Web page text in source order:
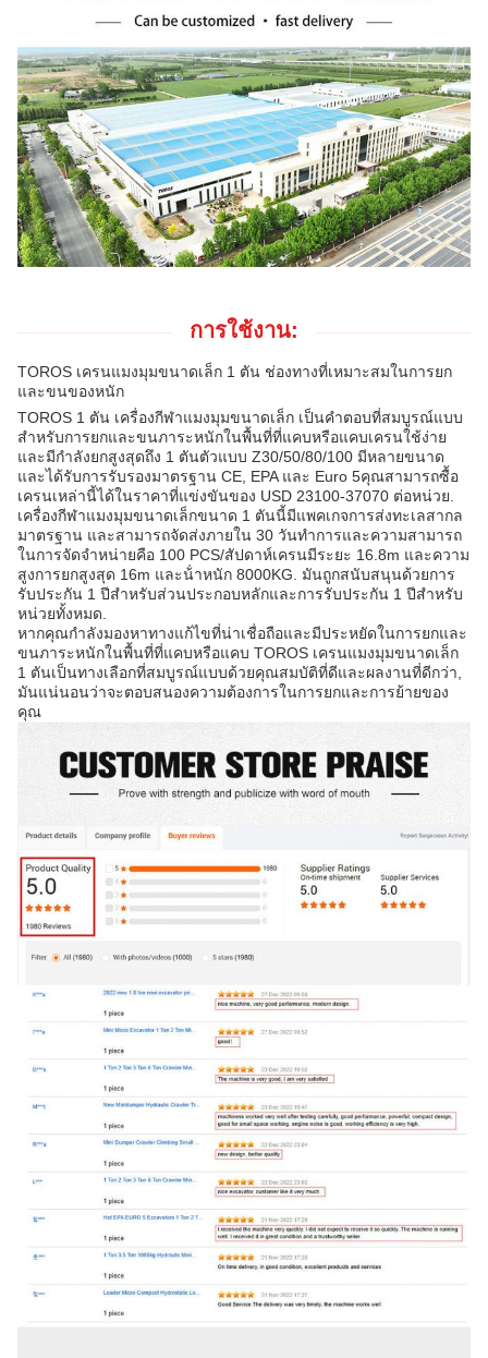
การใช้งาน:
TOROS เครนแมงมุมขนาดเล็ก 1 ตัน ช่องทางที่เหมาะสมในการยก
และขนของหนัก
TOROS 1 ตัน เครื่องกีฬาแมงมุมขนาดเล็ก เป็นคําตอบที่สมบูรณ์แบบ
สําหรับการยกและขนภาระหนักในพื้นที่ที่แคบหรือแคบเครนใช้ง่าย
และมีกําลังยกสูงสุดถึง 1 ตันตัวแบบ Z30/50/80/100 มีหลายขนาด
และได้รับการรับรองมาตรฐาน CE, EPA และ Euro 5คุณสามารถซื้อ
เครนเหล่านี้ได้ในราคาที่แข่งขันของ USD 23100-37070 ต่อหน่วย.
เครื่องกีฬาแมงมุมขนาดเล็กขนาด 1 ตันนี้มีแพคเกจการส่งทะเลสากล
มาตรฐาน และสามารถจัดส่งภายใน 30 วันทําการและความสามารถ
ในการจัดจําหน่ายคือ 100 PCS/สัปดาห์เครนมีระยะ 16.8m และความ
สูงการยกสูงสุด 16m และน้ําหนัก 8000KG. มันถูกสนับสนุนด้วยการ
รับประกัน 1 ปีสําหรับส่วนประกอบหลักและการรับประกัน 1 ปีสําหรับ
หน่วยทั้งหมด.
หากคุณกําลังมองหาทางแก้ไขที่น่าเชื่อถือและมีประหยัดในการยกและ
ขนภาระหนักในพื้นที่ที่แคบหรือแคบ TOROS เครนแมงมุมขนาดเล็ก
1 ตันเป็นทางเลือกที่สมบูรณ์แบบด้วยคุณสมบัติที่ดีและผลงานที่ดีกว่า,
มันแน่นอนว่าจะตอบสนองความต้องการในการยกและการย้ายของ
คุณ